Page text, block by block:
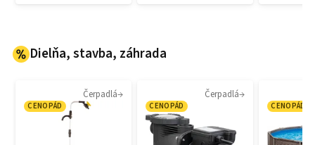
Dielňa, stavba, záhrada
Čerpadlá
CENOPÁD
Čerpadlá
CENOPÁD CENOPÁD